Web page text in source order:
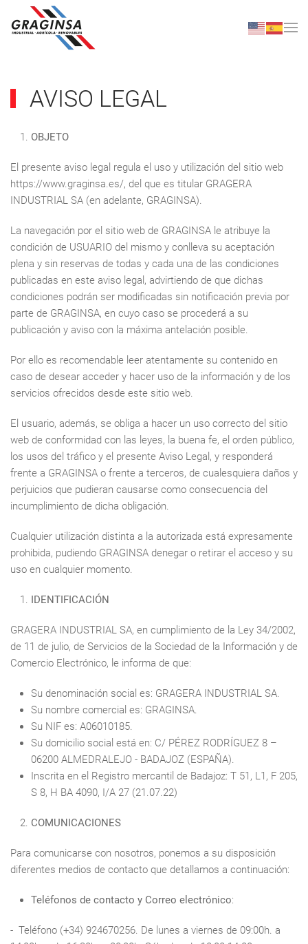
Skip to main content
AVISO LEGAL
OBJETO
El presente aviso legal regula el uso y utilización del sitio web
https://www.graginsa.es/, del que es titular GRAGERA
INDUSTRIAL SA (en adelante, GRAGINSA).
La navegación por el sitio web de GRAGINSA le atribuye la
condición de USUARIO del mismo y conlleva su aceptación
plena y sin reservas de todas y cada una de las condiciones
publicadas en este aviso legal, advirtiendo de que dichas
condiciones podrán ser modificadas sin notificación previa por
parte de GRAGINSA, en cuyo caso se procederá a su
publicación y aviso con la máxima antelación posible.
Por ello es recomendable leer atentamente su contenido en
caso de desear acceder y hacer uso de la información y de los
servicios ofrecidos desde este sitio web.
El usuario, además, se obliga a hacer un uso correcto del sitio
web de conformidad con las leyes, la buena fe, el orden público,
los usos del tráfico y el presente Aviso Legal, y responderá
frente a GRAGINSA o frente a terceros, de cualesquiera daños y
perjuicios que pudieran causarse como consecuencia del
incumplimiento de dicha obligación.
Cualquier utilización distinta a la autorizada está expresamente
prohibida, pudiendo GRAGINSA denegar o retirar el acceso y su
uso en cualquier momento.
IDENTIFICACIÓN
GRAGERA INDUSTRIAL SA, en cumplimiento de la Ley 34/2002,
de 11 de julio, de Servicios de la Sociedad de la Información y de
Comercio Electrónico, le informa de que:
Su denominación social es: GRAGERA INDUSTRIAL SA.
Su nombre comercial es: GRAGINSA.
Su NIF es: A06010185.
Su domicilio social está en: C/ PÉREZ RODRÍGUEZ 8 –
06200 ALMEDRALEJO - BADAJOZ (ESPAÑA).
Inscrita en el Registro mercantil de Badajoz: T 51, L1, F 205,
S 8, H BA 4090, I/A 27 (21.07.22)
COMUNICACIONES
Para comunicarse con nosotros, ponemos a su disposición
diferentes medios de contacto que detallamos a continuación:
Teléfonos de contacto y Correo electrónico:
- Teléfono (+34) 924670256. De lunes a viernes de 09:00h. a